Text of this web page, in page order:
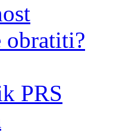
obratiti?
PRS